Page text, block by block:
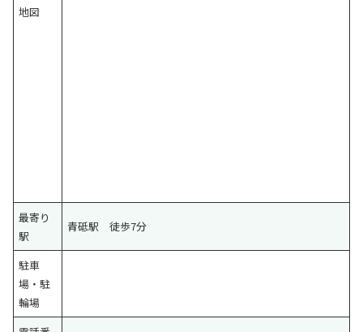
地図
最寄り
駅
青砥駅 徒歩7分
駐車
場・駐
輪場